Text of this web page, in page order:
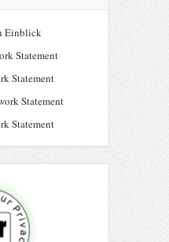
Einblick
Statement
Statement
Statement
Statement